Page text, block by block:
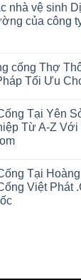
nhà vệ sinh
của công
cống Thợ
Tối Ưu
Tại Yên
Từ A-Z
Tại
Việt Phát